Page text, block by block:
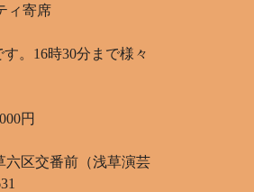
ィ寄席
。16時30分まで様々
円
六区交番前（浅草演芸